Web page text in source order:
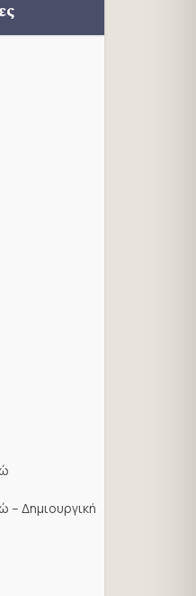
– Δημιουργική